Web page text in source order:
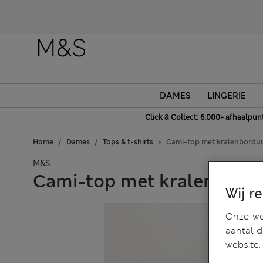
DAMES LINGERIE
Click & Collect: 6.000+
Home Dames Tops & t-shirts Cami-top met
M&S
Cami-top met
Wij
Onze
aantal